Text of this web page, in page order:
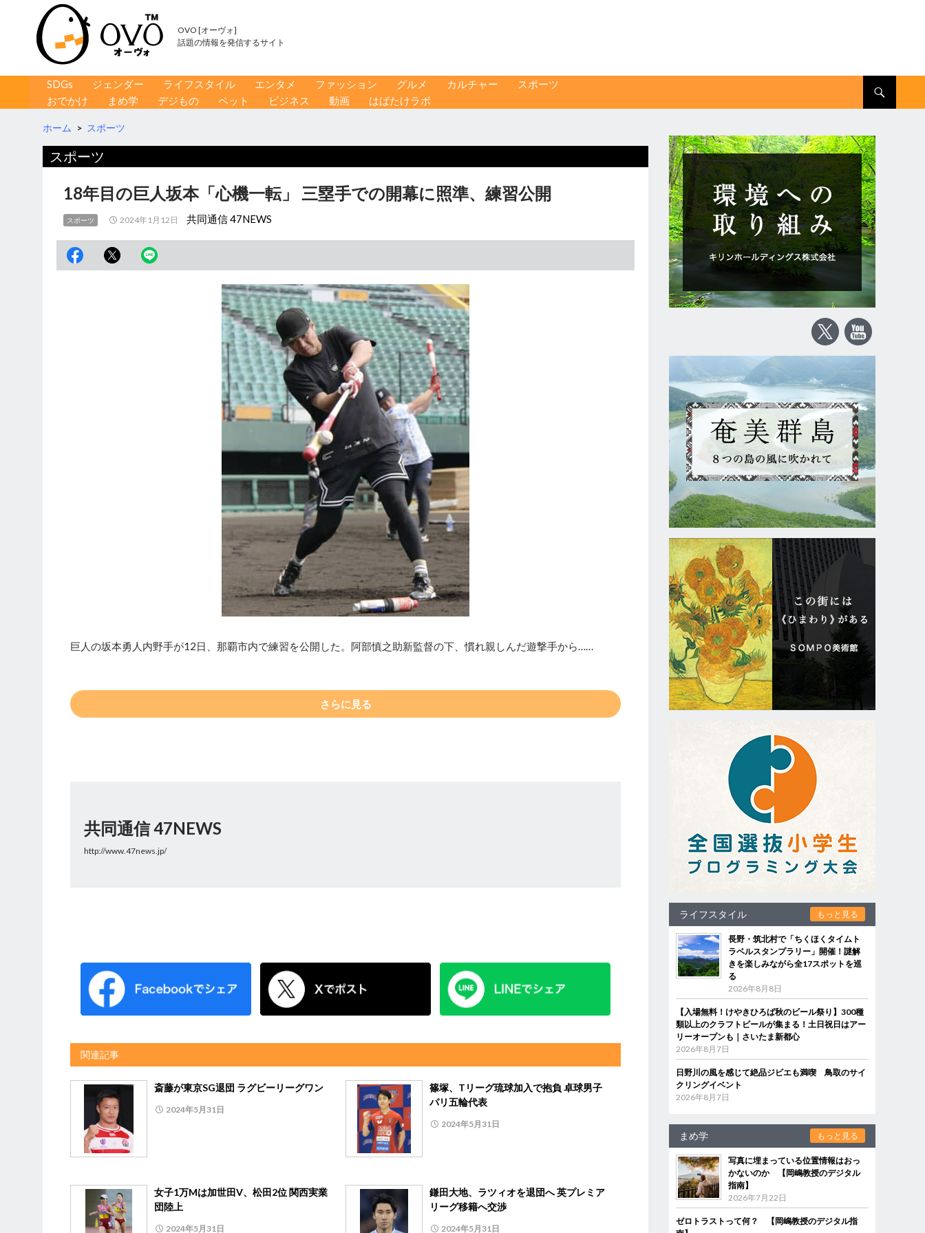
OVO [オーヴォ]
話題の情報を発信するサイト
コンテンツへ移動
SDGs ジェンダー ライフスタイル エンタメ ファッション グルメ カルチャー
スポーツ
おでかけ
まめ学 デジもの ペット ビジネス 動画 はばたけラボ
ホーム > スポーツ
スポーツ
18年目の巨人坂本「心機一転」 三塁手での開幕に照準、練習公開
スポーツ 2024年1月12日 共同通信 47NEWS
巨人の坂本勇人内野手が12日、那覇市内で練習を公開した。阿部慎之助新監督の下、慣れ親しんだ遊撃手から……
さらに見る
共同通信 47NEWS
http://www.47news.jp/
関連記事
斎藤が東京SG退団 ラグビーリーグワン
2024年5月31日
篠塚、Tリーグ琉球加入で抱負 卓球男子
パリ五輪代表
2024年5月31日
女子1万Mは加世田V、松田2位 関西実業
団陸上
2024年5月31日
鎌田大地、ラツィオを退団へ 英プレミア
リーグ移籍へ交渉
2024年5月31日
ライフスタイル もっと見る
長野・筑北村で「ちくほくタイムト
ラベルスタンプラリー」開催！謎解
きを楽しみながら全17スポットを巡
る
2026年8月8日
【入場無料！けやきひろば秋のビール祭り】300種
類以上のクラフトビールが集まる！土日祝日はアー
リーオープンも｜さいたま新都心
2026年8月7日
日野川の風を感じて絶品ジビエも満喫 鳥取のサイ
クリングイベント
2026年8月7日
まめ学 もっと見る
写真に埋まっている位置情報はおっ
かないのか 【岡嶋教授のデジタル
指南】
2026年7月22日
ゼロトラストって何？ 【岡嶋教授のデジタル指